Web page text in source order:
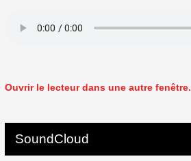
Ouvrir le lecteur dans une autre fenêtre.
SoundCloud